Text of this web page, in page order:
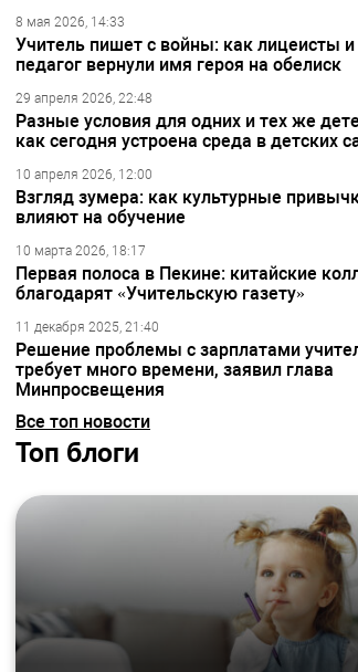
8 мая 2026, 14:33
Учитель пишет с войны: как лицеисты и
педагог вернули имя героя на обелиск
29 апреля 2026, 22:48
Разные условия для одних и тех же
как сегодня устроена среда в детских
10 апреля 2026, 12:00
Взгляд зумера: как культурные
влияют на обучение
10 марта 2026, 18:17
Первая полоса в Пекине: китайские
благодарят «Учительскую газету»
11 декабря 2025, 21:40
Решение проблемы с зарплатами
требует много времени, заявил глава
Минпросвещения
Все топ новости
Топ блоги